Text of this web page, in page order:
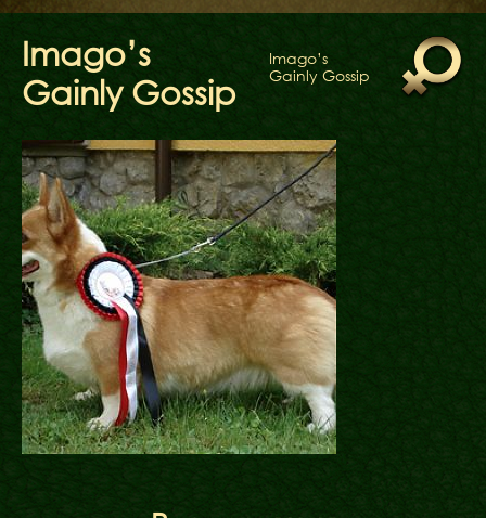
Imago’s
Gainly Gossip
Imago’s
Gainly Gossip
МІФИ
БЛОГ
ГАЛЕРЕЇ